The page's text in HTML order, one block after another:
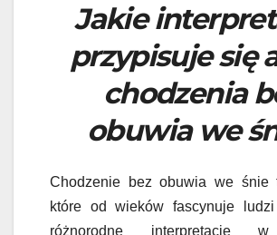
Jakie
przypisuje się
chodzenia
obuwia we
Chodzenie bez obuwia we śnie
które od wieków fascynuje
różnorodne interpretacje